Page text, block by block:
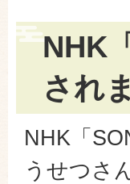
NHK
され
NHK「
うせつさ